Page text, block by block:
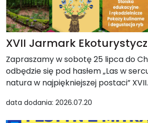
XVII Jarmark
Zapraszamy w sobotę 25 lipca do
odbędzie się pod hasłem „Las w
natura w najpiękniejszej postaci”
data dodania: 2026.07.20